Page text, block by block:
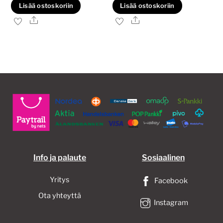
40,00€.30,00€.
Lisää ostoskoriin
Ale
45,00€.40,00€.
Lisää ostoskoriin
Ale
Info ja palaute
Yritys
Ota yhteyttä
Sosiaalinen
Facebook
Instagram